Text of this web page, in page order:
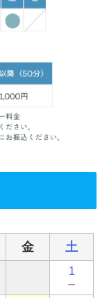
金 土
1
－